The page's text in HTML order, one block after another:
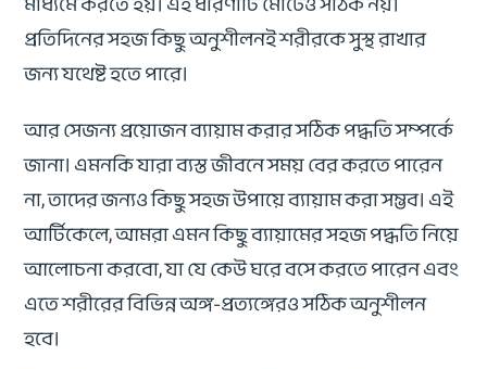
প্রতিদিনের সহজ কিছু অনুশীলনই শরীরকে সুস্থ রাখার
জন্য যথেষ্ট হতে পারে।
আর সেজন্য প্রয়োজন ব্যায়াম করার সঠিক পদ্ধতি সম্পর্কে
জানা। এমনকি যারা ব্যস্ত জীবনে সময় বের করতে পারেন
না, তাদের জন্যও কিছু সহজ উপায়ে ব্যায়াম করা সম্ভব। এই
আর্টিকেলে, আমরা এমন কিছু ব্যায়ামের সহজ পদ্ধতি নিয়ে
আলোচনা করবো, যা যে কেউ ঘরে বসে করতে পারেন এবং
এতে শরীরের বিভিন্ন অঙ্গ-প্রত্যঙ্গেরও সঠিক অনুশীলন
হবে।